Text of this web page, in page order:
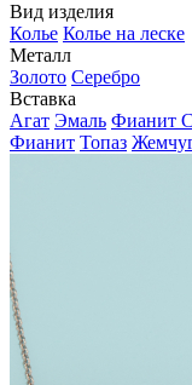
Вид изделия
Колье Колье на леске
Металл
Золото Серебро
Вставка
Агат Эмаль Фианит
Фианит Топаз